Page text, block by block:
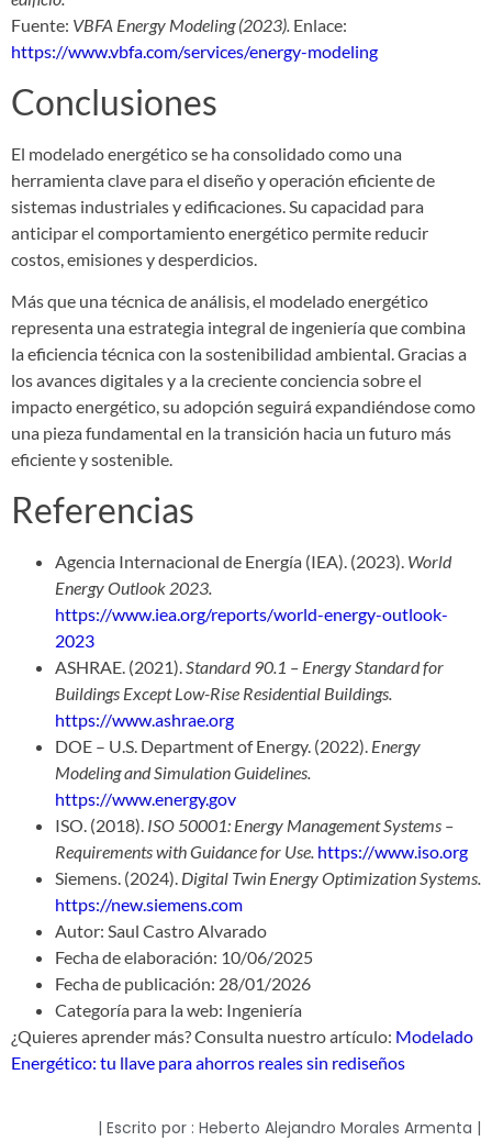
Fuente: VBFA Energy Modeling (2023). Enlace:
https://www.vbfa.com/services/energy-modeling
Conclusiones
El modelado energético se ha consolidado como una
herramienta clave para el diseño y operación eficiente de
sistemas industriales y edificaciones. Su capacidad para
anticipar el comportamiento energético permite reducir
costos, emisiones y desperdicios.
Más que una técnica de análisis, el modelado energético
representa una estrategia integral de ingeniería que combina
la eficiencia técnica con la sostenibilidad ambiental. Gracias a
los avances digitales y a la creciente conciencia sobre el
impacto energético, su adopción seguirá expandiéndose como
una pieza fundamental en la transición hacia un futuro más
eficiente y sostenible.
Referencias
Agencia Internacional de Energía (IEA). (2023). World
Energy Outlook 2023.
https://www.iea.org/reports/world-energy-outlook-
2023
ASHRAE. (2021). Standard 90.1 – Energy Standard for
Buildings Except Low-Rise Residential Buildings.
https://www.ashrae.org
DOE – U.S. Department of Energy. (2022). Energy
Modeling and Simulation Guidelines.
https://www.energy.gov
ISO. (2018). ISO 50001: Energy Management Systems –
Requirements with Guidance for Use. https://www.iso.org
Siemens. (2024). Digital Twin Energy Optimization Systems.
https://new.siemens.com
Autor: Saul Castro Alvarado
Fecha de elaboración: 10/06/2025
Fecha de publicación: 28/01/2026
Categoría para la web: Ingeniería
¿Quieres aprender más? Consulta nuestro artículo: Modelado
Energético: tu llave para ahorros reales sin rediseños
| Escrito por : Heberto Alejandro Morales Armenta |